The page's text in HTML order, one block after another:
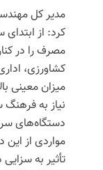
مدیر کل
کرد: از
مصرف را در
کشاورزی،
میزان معینی
نیاز به
دستگاه‌های
مواردی از این
تأثیر به